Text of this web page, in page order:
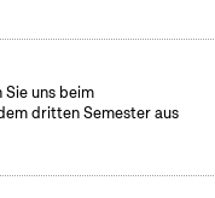
uns beim
dritten Semester aus